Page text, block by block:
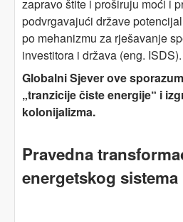
zapravo štite i proširuju moći i
podvrgavajući države
po mehanizmu za rješavanje
investitora i država (eng. ISDS).
Globalni Sjever ove
„tranzicije čiste energije“ i
kolonijalizma.
Pravedna
energetskog sistema